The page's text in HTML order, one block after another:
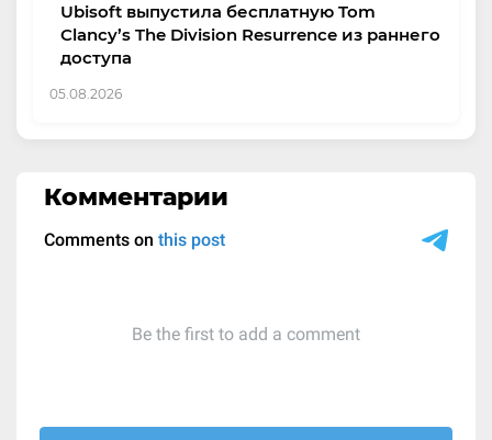
Ubisoft выпустила бесплатную Tom
Clancy’s The Division Resurrence из раннего
доступа
05.08.2026
Комментарии